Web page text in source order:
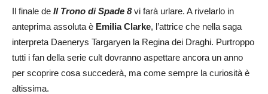
Il finale de Il Trono di Spade 8vi farà urlare. A rivelarlo in
anteprima assoluta è Emilia Clarke, l’attrice che nella saga
interpreta Daenerys Targaryen la Regina dei Draghi. Purtroppo
tutti i fan della serie cult dovranno aspettare ancora un anno
per scoprire cosa succederà, ma come sempre la curiosità è
altissima.